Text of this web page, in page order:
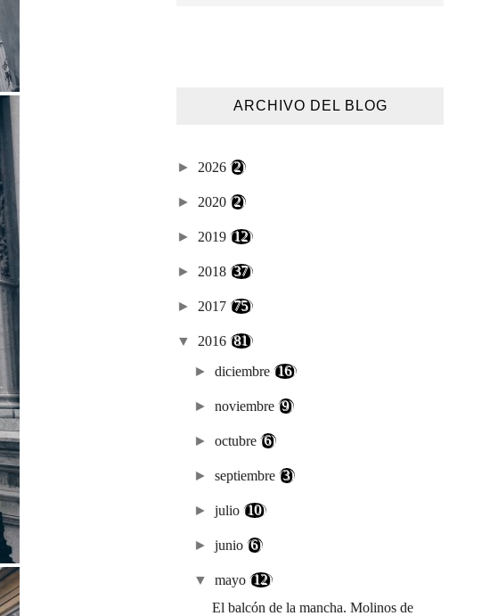
ARCHIVO DEL BLOG
► 2026 (2)
► 2020 (2)
► 2019 (12)
► 2018 (37)
► 2017 (75)
▼ 2016 (81)
►diciembre (16)
►noviembre(9)
►octubre(6)
►septiembre(3)
►julio (10)
►junio(6)
▼mayo (12)
El balcón de la mancha. Molinos de